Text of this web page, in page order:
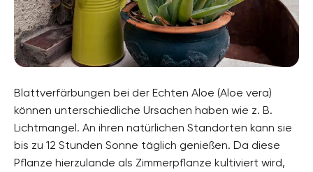
Blattverfärbungen bei der Echten Aloe (Aloe vera)
können unterschiedliche Ursachen haben wie z. B.
Lichtmangel. An ihren natürlichen Standorten kann sie
bis zu 12 Stunden Sonne täglich genießen. Da diese
Pflanze hierzulande als Zimmerpflanze kultiviert wird,